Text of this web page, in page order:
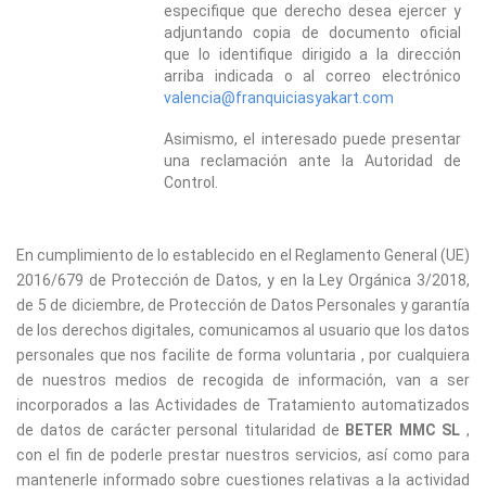
especifique que derecho desea ejercer y
adjuntando copia de documento oficial
que lo identifique dirigido a la dirección
arriba indicada o al correo electrónico
valencia@franquiciasyakart.com
Asimismo, el interesado puede presentar
una reclamación ante la Autoridad de
Control.
En cumplimiento de lo establecido en el Reglamento General (UE)
2016/679 de Protección de Datos, y en la Ley Orgánica 3/2018,
de 5 de diciembre, de Protección de Datos Personales y garantía
de los derechos digitales, comunicamos al usuario que los datos
personales que nos facilite de forma voluntaria , por cualquiera
de nuestros medios de recogida de información, van a ser
incorporados a las Actividades de Tratamiento automatizados
de datos de carácter personal titularidad de BETER MMC SL ,
con el fin de poderle prestar nuestros servicios, así como para
mantenerle informado sobre cuestiones relativas a la actividad